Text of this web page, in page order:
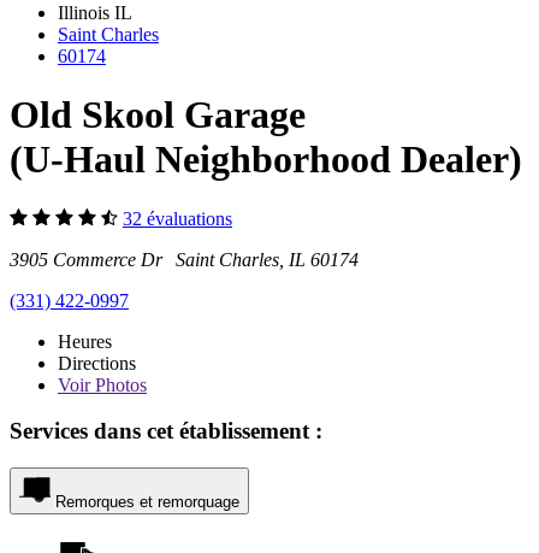
Illinois IL
Saint Charles
60174
Old Skool Garage
(U-Haul Neighborhood Dealer)
32 évaluations
3905 Commerce Dr Saint Charles, IL 60174
(331) 422-0997
Heures
Directions
VoirPhotos
Services dans cet établissement :
Remorques et remorquage